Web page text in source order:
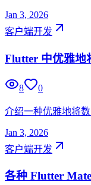
Jan 3, 2026
客户端开发
Flutter 中优雅地
8 0
介绍一种优雅地将
Jan 3, 2026
客户端开发
各种 Flutter